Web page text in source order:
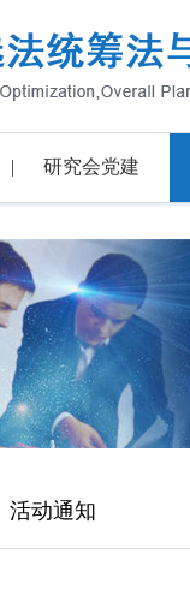
研究会党建
活动通知